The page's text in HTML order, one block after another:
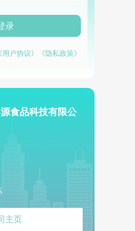
录
《用户协议》 《隐私政策》
食品科技有限公
主页